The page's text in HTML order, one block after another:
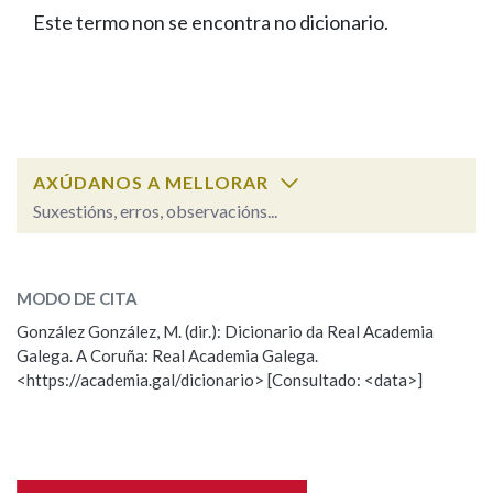
FIGURAS HOMENAXEADAS
PORTAL DAS PALABRAS
Facebook
TwitterYoutubeInstagram
Bluesky
BUSCAR NOS LEMAS
Remata por
BUSCAR NO CONTIDO
Nas definicións
Este termo non se encontra no dicionario.
AXÚDANOS A MELLORAR
Suxestións, erros, observacións...
Observación
Nome
MODO DE CITA
González González, M. (dir.): Dicionario da Real Academia
Galega. A Coruña: Real Academia Galega.
<https://academia.gal/dicionario> [Consultado: <data>]